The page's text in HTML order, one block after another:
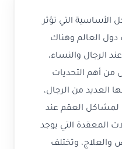
التي تؤثر
العالم وهناك
الرجال والنساء،
أهم التحديات
من الرجال،
العقم عند
المعقدة التي يوجد
وتختلف